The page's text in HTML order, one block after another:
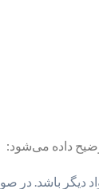
داده می‌شود:
دیگر باشد. در